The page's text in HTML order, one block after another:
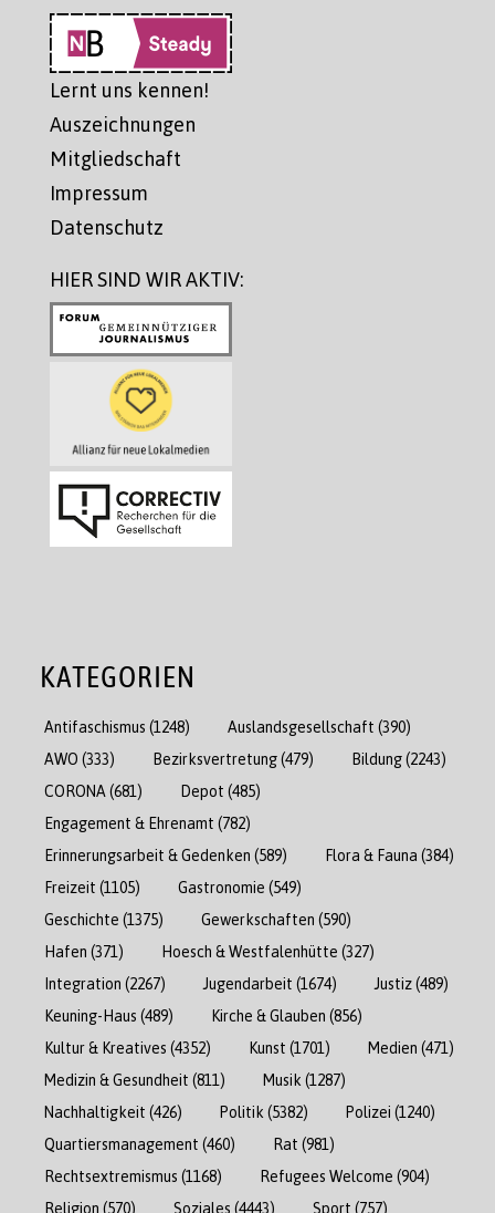
Lernt uns kennen!
Auszeichnungen
Mitgliedschaft
Impressum
Datenschutz
HIER SIND WIR AKTIV:
KATEGORIEN
Antifaschismus (1248) Auslandsgesellschaft (390)
AWO (333) Bezirksvertretung(479) Bildung(2243)
CORONA (681) Depot (485)
Engagement & Ehrenamt (782)
Erinnerungsarbeit & Gedenken (589) Flora & Fauna (384)
Freizeit (1105) Gastronomie (549)
Geschichte (1375) Gewerkschaften (590)
Hafen (371) Hoesch & Westfalenhütte (327)
Integration (2267) Jugendarbeit (1674) Justiz(489)
Keuning-Haus (489) Kirche & Glauben (856)
Kultur & Kreatives (4352) Kunst (1701) Medien (471)
Medizin & Gesundheit (811) Musik (1287)
Nachhaltigkeit (426) Politik (5382) Polizei (1240)
Quartiersmanagement (460) Rat (981)
Rechtsextremismus (1168) Refugees Welcome (904)
Religion (570) Soziales (4443) Sport (757)